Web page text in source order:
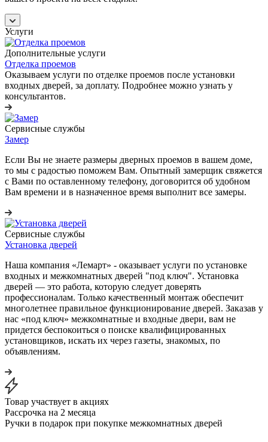
Услуги
Дополнительные услуги
Отделка проемов
Оказываем услуги по отделке проемов после установки
входных дверей, за доплату. Подробнее можно узнать у
консультантов.
Сервисные службы
Замер
Если Вы не знаете размеры дверных проемов в вашем доме,
то мы с радостью поможем Вам. Опытный замерщик свяжется
с Вами по оставленному телефону, договорится об удобном
Вам времени и в назначенное время выполнит все замеры.
Сервисные службы
Установка дверей
Наша компания «Лемарт» - оказывает услуги по установке
входных и межкомнатных дверей "под ключ". Установка
дверей — это работа, которую следует доверять
профессионалам. Только качественный монтаж обеспечит
многолетнее правильное функционирование дверей. Заказав у
нас «под ключ» межкомнатные и входные двери, вам не
придется беспокоиться о поиске квалифицированных
установщиков, искать их через газеты, знакомых, по
объявлениям.
Товар участвует в акциях
Рассрочка на 2 месяца
Ручки в подарок при покупке межкомнатных дверей